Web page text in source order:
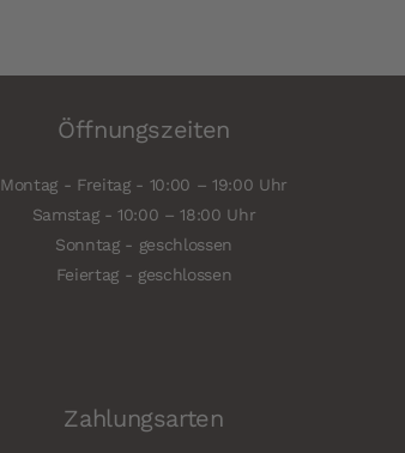
Öffnungszeiten
Montag - Freitag - 10:00 – 19:00 Uhr
Samstag - 10:00 – 18:00 Uhr
Sonntag - geschlossen
Feiertag - geschlossen
Zahlungsarten